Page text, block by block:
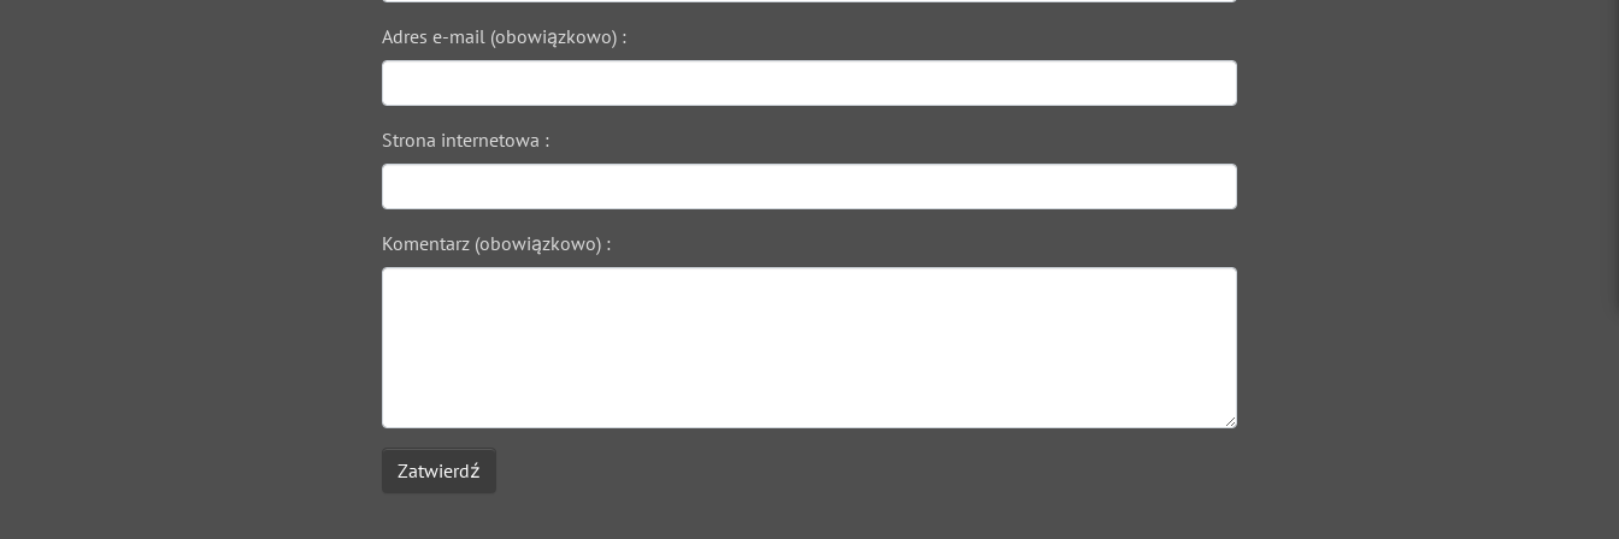
Adres e-mail (obowiązkowo) :
Strona internetowa :
Komentarz (obowiązkowo) :
Zatwierdź